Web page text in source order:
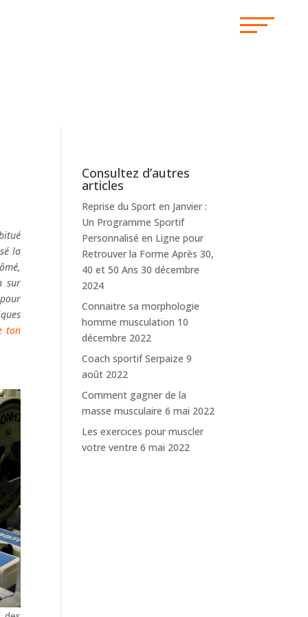
la
sur
ton
Consultez d’autres
articles
Reprise du Sport en Janvier :
Un Programme Sportif
Personnalisé en Ligne pour
Retrouver la Forme Après 30,
40 et 50 Ans 30 décembre
2024
Connaitre sa morphologie
homme musculation 10
décembre 2022
Coach sportif Serpaize 9
août 2022
Comment gagner de la
masse musculaire 6 mai 2022
Les exercices pour muscler
votre ventre 6 mai 2022